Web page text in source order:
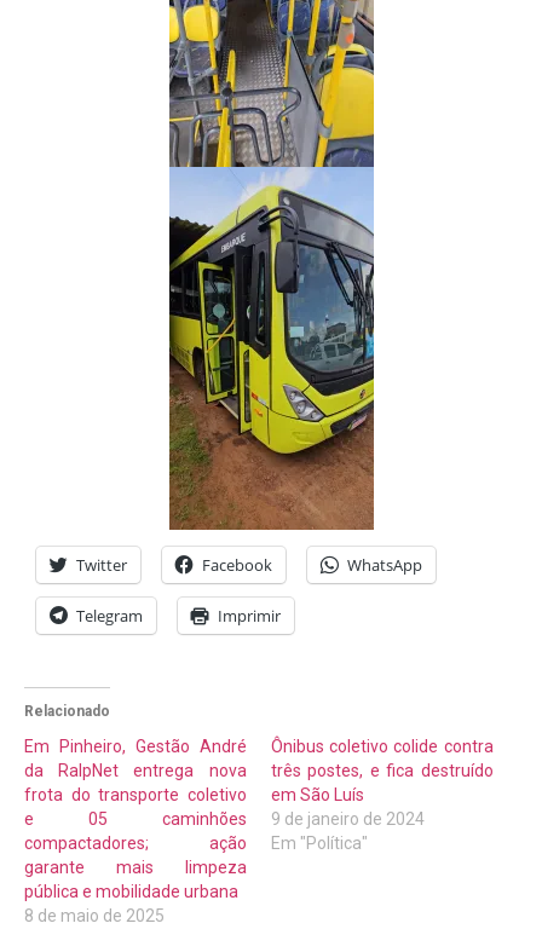
Twitter Facebook WhatsApp
Telegram Imprimir
Relacionado
Em Pinheiro, Gestão André
da RalpNet entrega nova
frota do transporte coletivo
e 05 caminhões
compactadores; ação
garante mais limpeza
pública e mobilidade urbana
8 de maio de 2025
Ônibus coletivo colide contra
três postes, e fica destruído
em São Luís
9 de janeiro de 2024
Em "Política"